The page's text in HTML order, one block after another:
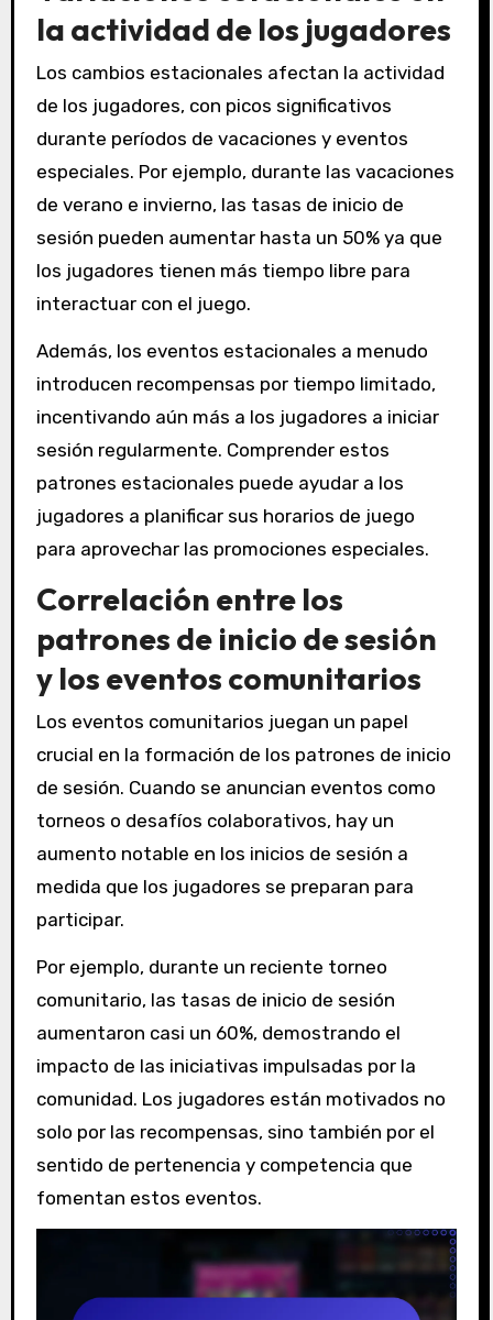
la actividad de los jugadores
Los cambios estacionales afectan la actividad
de los jugadores, con picos significativos
durante períodos de vacaciones y eventos
especiales. Por ejemplo, durante las vacaciones
de verano e invierno, las tasas de inicio de
sesión pueden aumentar hasta un 50% ya que
los jugadores tienen más tiempo libre para
interactuar con el juego.
Además, los eventos estacionales a menudo
introducen recompensas por tiempo limitado,
incentivando aún más a los jugadores a iniciar
sesión regularmente. Comprender estos
patrones estacionales puede ayudar a los
jugadores a planificar sus horarios de juego
para aprovechar las promociones especiales.
Correlación entre los
patrones de inicio de sesión
y los eventos comunitarios
Los eventos comunitarios juegan un papel
crucial en la formación de los patrones de inicio
de sesión. Cuando se anuncian eventos como
torneos o desafíos colaborativos, hay un
aumento notable en los inicios de sesión a
medida que los jugadores se preparan para
participar.
Por ejemplo, durante un reciente torneo
comunitario, las tasas de inicio de sesión
aumentaron casi un 60%, demostrando el
impacto de las iniciativas impulsadas por la
comunidad. Los jugadores están motivados no
solo por las recompensas, sino también por el
sentido de pertenencia y competencia que
fomentan estos eventos.